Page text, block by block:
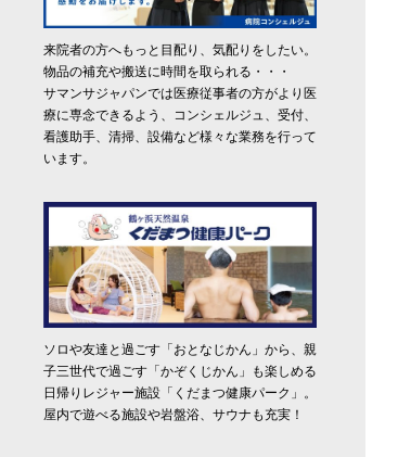
来院者の方へもっと目配り、気配りをしたい。
物品の補充や搬送に時間を取られる・・・
サマンサジャパンでは医療従事者の方がより医
療に専念できるよう、コンシェルジュ、受付、
看護助手、清掃、設備など様々な業務を行って
います。
ソロや友達と過ごす「おとなじかん」から、親
子三世代で過ごす「かぞくじかん」も楽しめる
日帰りレジャー施設「くだまつ健康パーク」。
屋内で遊べる施設や岩盤浴、サウナも充実！